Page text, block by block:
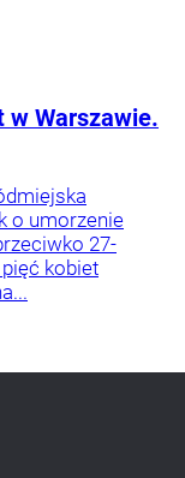
w Warszawie.
o umorzenie
27-
kobiet